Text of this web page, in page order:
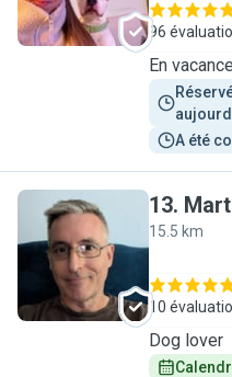
96
En
A été
M
13.
15.5 km
10
Dog lover